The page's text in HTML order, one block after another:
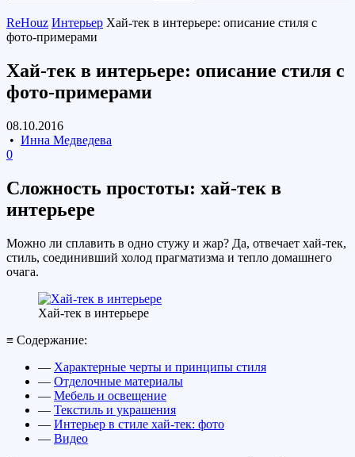
ReHouz Интерьер Хай-тек в интерьере: описание стиля с
фото-примерами
Хай-тек в интерьере: описание стиля с
фото-примерами
08.10.2016
• Инна Медведева
0
Сложность простоты: хай-тек в
интерьере
Можно ли сплавить в одно стужу и жар? Да, отвечает хай-тек,
стиль, соединивший холод прагматизма и тепло домашнего
очага.
Хай-тек в интерьере
≡ Содержание:
— Характерные черты и принципы стиля
— Отделочные материалы
— Мебель и освещение
— Текстиль и украшения
— Интерьер в стиле хай-тек: фото
— Видео